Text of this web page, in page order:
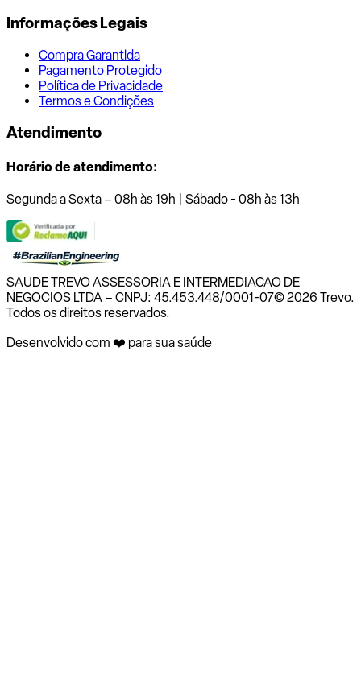
Informações Legais
Compra Garantida
Pagamento Protegido
Política de Privacidade
Termos e Condições
Atendimento
Horário de atendimento:
Segunda a Sexta – 08h às 19h | Sábado - 08h às 13h
SAUDE TREVO ASSESSORIA E INTERMEDIACAO DE
NEGOCIOS LTDA – CNPJ: 45.453.448/0001-07© 2026 Trevo.
Todos os direitos reservados.
Desenvolvido com ❤️ para sua saúde